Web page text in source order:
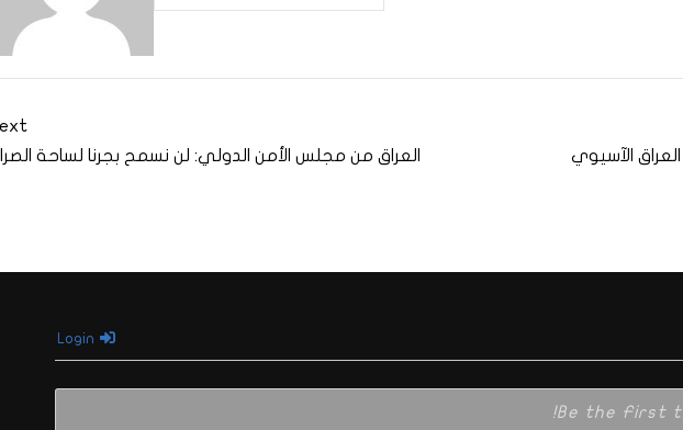
الآسيوي
العراق من مجلس الأمن الدولي: لن نسمح بجرنا لساحة